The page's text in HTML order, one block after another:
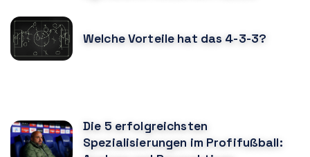
Welche Vorteile hat das 4-3-3?
Die 5 erfolgreichsten
Spezialisierungen im Profifußball: